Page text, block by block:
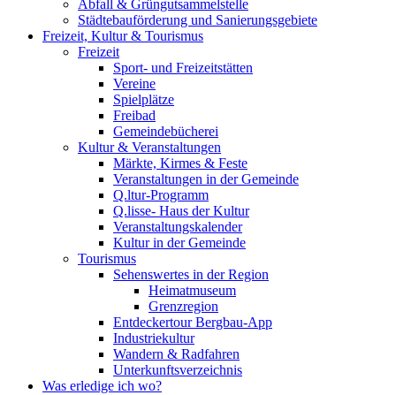
Abfall & Grüngutsammelstelle
Städtebauförderung und Sanierungsgebiete
Freizeit, Kultur & Tourismus
Freizeit
Sport- und Freizeitstätten
Vereine
Spielplätze
Freibad
Gemeindebücherei
Kultur & Veranstaltungen
Märkte, Kirmes & Feste
Veranstaltungen in der Gemeinde
Q.ltur-Programm
Q.lisse- Haus der Kultur
Veranstaltungskalender
Kultur in der Gemeinde
Tourismus
Sehenswertes in der Region
Heimatmuseum
Grenzregion
Entdeckertour Bergbau-App
Industriekultur
Wandern & Radfahren
Unterkunftsverzeichnis
Was erledige ich wo?